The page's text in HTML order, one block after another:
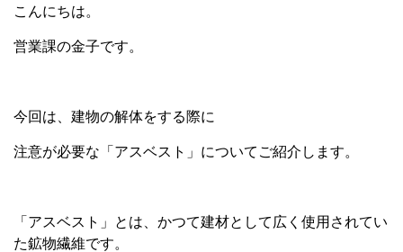
こんにちは。
営業課の金子です。
今回は、建物の解体をする際に
注意が必要な「アスベスト」についてご紹介します。
「アスベスト」とは、かつて建材として広く使用されてい
た鉱物繊維です。